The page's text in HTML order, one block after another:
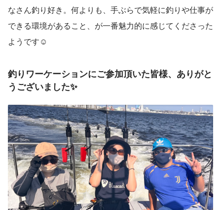
なさん釣り好き。何よりも、手ぶらで気軽に釣りや仕事が
できる環境があること、が一番魅力的に感じてくださった
ようです☺
釣りワーケーションにご参加頂いた皆様、ありがと
うございました✨